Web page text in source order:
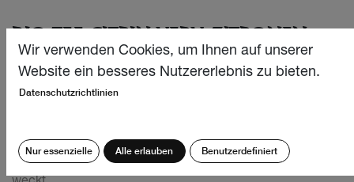
BIO TEE CITRIN VERV-ZITRONEN-
THYM 20X1.3G
Ein wohltuender Tee aus biologischen Verveine- und
intensiver Zitrusfrucht Geschmack, der die Umgebung mit
einem entspannenden Duft erfüllt und die Vorfreude
Wir verwenden Cookies, um Ihnen auf unserer
Website ein besseres Nutzererlebnis zu bieten.
Datenschutzrichtlinien
Nur essenzielle Alle erlauben Benutzerdefiniert